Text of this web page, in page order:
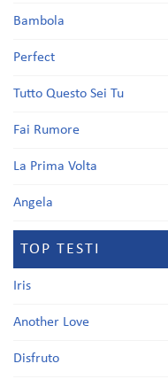
Bambola
Perfect
Tutto Questo Sei Tu
Fai Rumore
La Prima Volta
Angela
TOP TESTI
Iris
Another Love
Disfruto